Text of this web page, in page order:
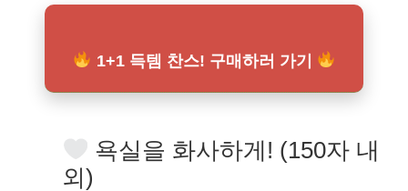
1+1 득템 찬스! 구매하러 가기
욕실을 화사하게! (150자 내
외)